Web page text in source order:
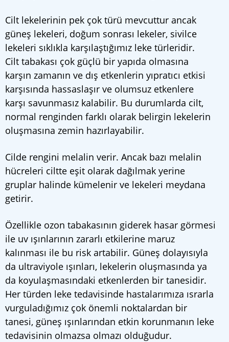
Cilt lekelerinin pek çok türü mevcuttur ancak
güneş lekeleri, doğum sonrası lekeler, sivilce
lekeleri sıklıkla karşılaştığımız leke türleridir.
Cilt tabakası çok güçlü bir yapıda olmasına
karşın zamanın ve dış etkenlerin yıpratıcı etkisi
karşısında hassaslaşır ve olumsuz etkenlere
karşı savunmasız kalabilir. Bu durumlarda cilt,
normal renginden farklı olarak belirgin lekelerin
oluşmasına zemin hazırlayabilir.
Cilde rengini melalin verir. Ancak bazı melalin
hücreleri ciltte eşit olarak dağılmak yerine
gruplar halinde kümelenir ve lekeleri meydana
getirir.
Özellikle ozon tabakasının giderek hasar görmesi
ile uv ışınlarının zararlı etkilerine maruz
kalınması ile bu risk artabilir. Güneş dolayısıyla
da ultraviyole ışınları, lekelerin oluşmasında ya
da koyulaşmasındaki etkenlerden bir tanesidir.
Her türden leke tedavisinde hastalarımıza ısrarla
vurguladığımız çok önemli noktalardan bir
tanesi, güneş ışınlarından etkin korunmanın leke
tedavisinin olmazsa olmazı olduğudur.